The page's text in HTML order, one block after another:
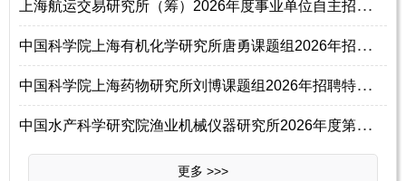
上
海航运交易研究所（筹）2026年度事业单位自主招聘公告
中
国科学院上海有机化学研究所唐勇课题组2026年招聘高分子加工与应用研发主
中
国科学院上海药物研究所刘博课题组2026年招聘特别研究助理启事
中
国水产科学研究院渔业机械仪器研究所2026年度第三批统一公开招聘公告
更多 >>>